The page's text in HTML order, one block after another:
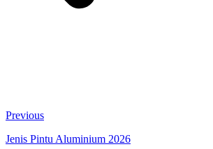
Previous
Jenis Pintu Aluminium 2026